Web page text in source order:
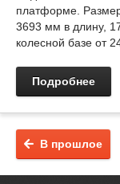
платформе.
3693 мм в длину,
колесной базе от
Подробнее
В прошлое